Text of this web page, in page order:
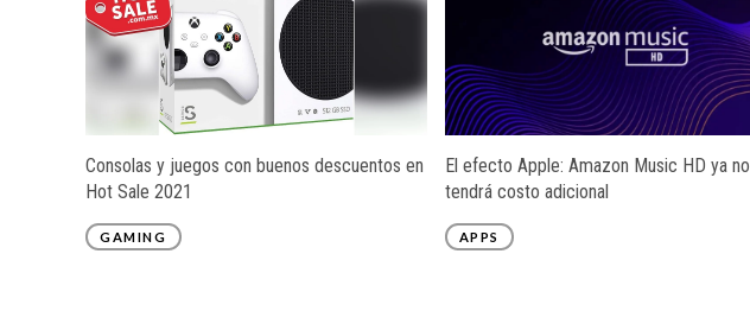
Consolas y juegos con buenos descuentos en
Hot Sale 2021
GAMING
El efecto Apple: Amazon Music HD ya no
tendrá costo adicional
APPS